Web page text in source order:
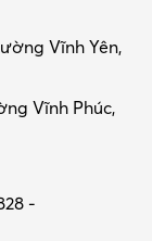
Vĩnh Yên,
Vĩnh Phúc,
-